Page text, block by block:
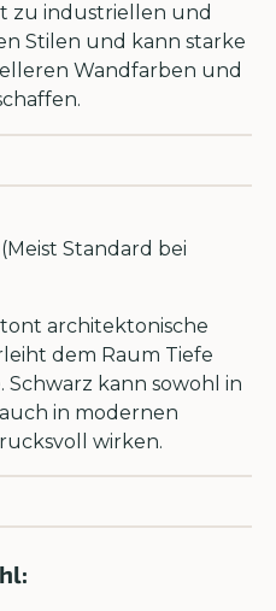
zu industriellen und
Stilen und kann starke
Wandfarben und
Standard bei
architektonische
dem Raum Tiefe
Schwarz kann sowohl in
auch in modernen
wirken.